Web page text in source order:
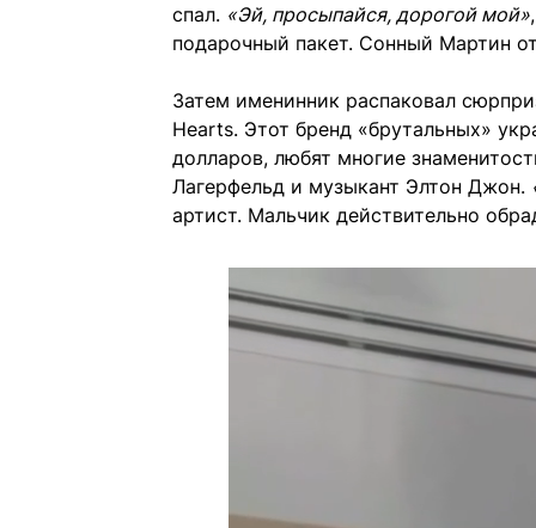
спал. «Эй, просыпайся, дорогой мой»
подарочный пакет. Сонный Мартин
Затем именинник распаковал
Hearts. Этот бренд «брутальных»
долларов, любят многие
Лагерфельд и музыкант Элтон Джон.
артист. Мальчик действительно